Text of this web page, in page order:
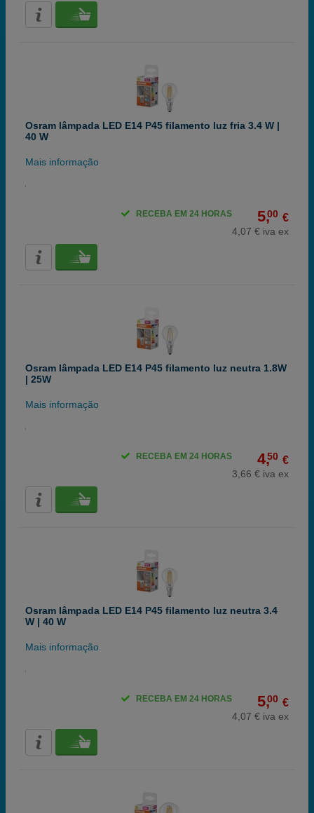
Osram lâmpada LED E14 P45 filamento luz fria 3.4 W |
40 W
Mais informação
5,00 €
4,07 € iva ex
RECEBA EM 24 HORAS
Osram lâmpada LED E14 P45 filamento luz neutra 1.8W
| 25W
Mais informação
4,50 €
3,66 € iva ex
RECEBA EM 24 HORAS
Osram lâmpada LED E14 P45 filamento luz neutra 3.4
W | 40 W
Mais informação
5,00 €
4,07 € iva ex
RECEBA EM 24 HORAS